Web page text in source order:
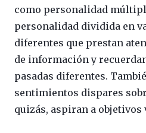
como personalidad
personalidad dividida en
diferentes que prestan
de información y
pasadas diferentes.
sentimientos dispares
quizás, aspiran a